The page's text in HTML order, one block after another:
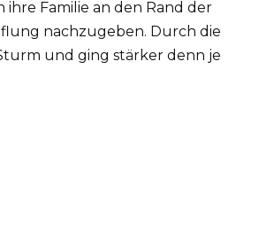
Familie an den Rand der
nachzugeben. Durch die
und ging stärker denn je